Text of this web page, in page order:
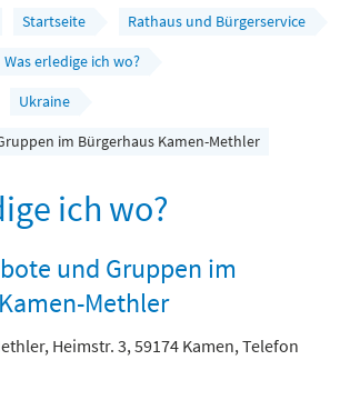
Mobilität
Startseite
Rathaus und Bürgerservice
Was erledige ich wo?
Ukraine
im Bürgerhaus Kamen-Methler
ich wo?
und Gruppen im
Methler
Heimstr. 3, 59174 Kamen, Telefon